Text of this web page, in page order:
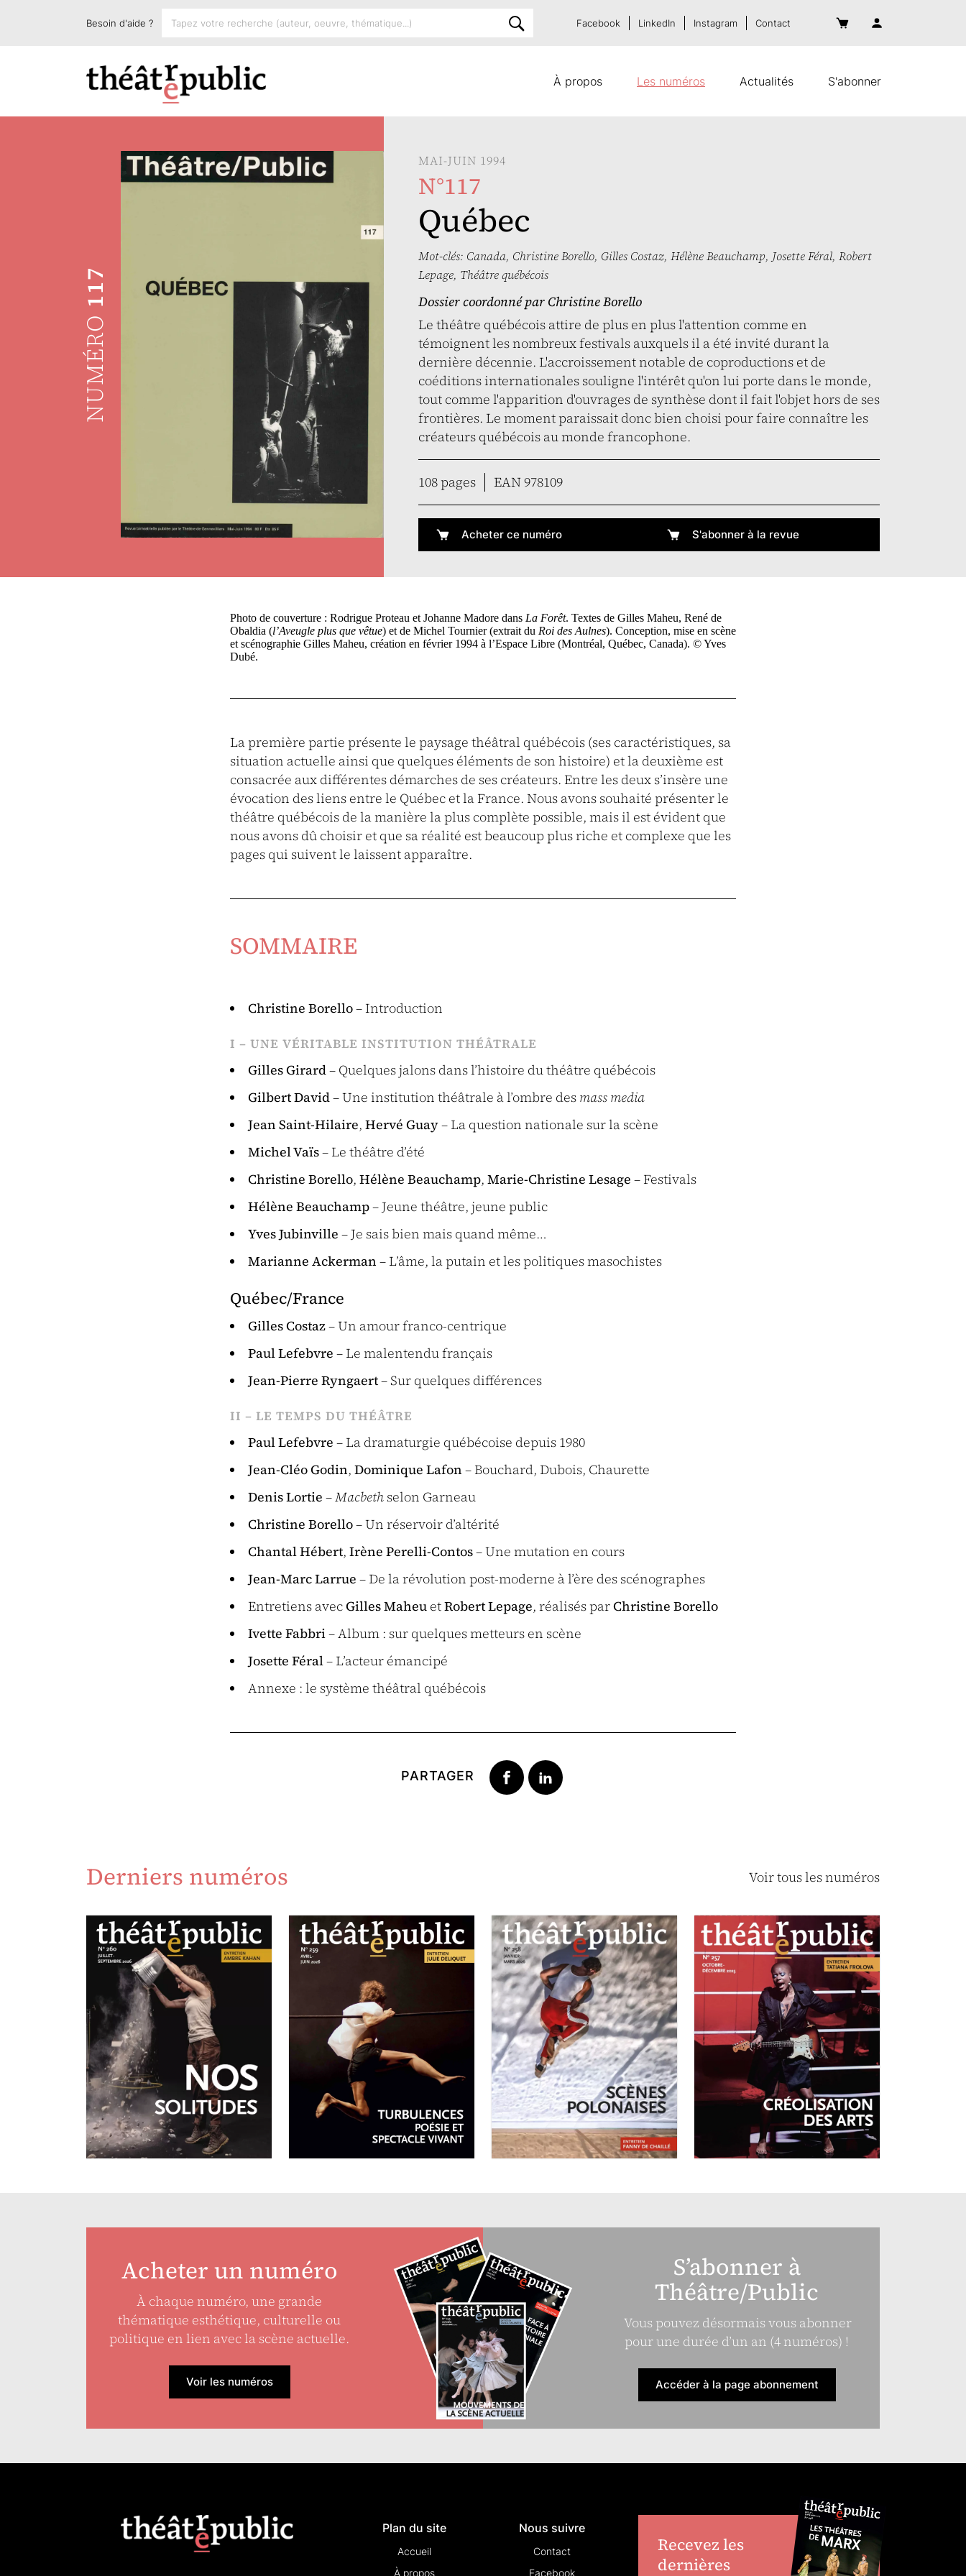
À propos Les numéros Actualités S'abonner
Besoin d'aide ? Facebook LinkedIn Instagram Contact
NUMÉRO
117
MAI-JUIN 1994
N°117
Québec
Mot-clés: Canada, Christine Borello, Gilles Costaz, Hélène Beauchamp, Josette Féral, Robert
Lepage, Théâtre québécois
Dossier coordonné par Christine Borello
Le théâtre québécois attire de plus en plus l'attention comme en
témoignent les nombreux festivals auxquels il a été invité durant la
dernière décennie. L'accroissement notable de coproductions et de
coéditions internationales souligne l'intérêt qu'on lui porte dans le monde,
tout comme l'apparition d'ouvrages de synthèse dont il fait l'objet hors de ses
frontières. Le moment paraissait donc bien choisi pour faire connaître les
créateurs québécois au monde francophone.
108 pages EAN 978109
Acheter ce numéro S'abonner à la revue
Photo de couverture : Rodrigue Proteau et Johanne Madore dans La Forêt. Textes de Gilles Maheu, René de
Obaldia (l’Aveugle plus que vêtue) et de Michel Tournier (extrait du Roi des Aulnes). Conception, mise en scène
et scénographie Gilles Maheu, création en février 1994 à l’Espace Libre (Montréal, Québec, Canada). © Yves
Dubé.
La première partie présente le paysage théâtral québécois (ses caractéristiques, sa
situation actuelle ainsi que quelques éléments de son histoire) et la deuxième est
consacrée aux différentes démarches de ses créateurs. Entre les deux s’insère une
évocation des liens entre le Québec et la France. Nous avons souhaité présenter le
théâtre québécois de la manière la plus complète possible, mais il est évident que
nous avons dû choisir et que sa réalité est beaucoup plus riche et complexe que les
pages qui suivent le laissent apparaître.
SOMMAIRE
Christine Borello– Introduction
I – UNE VÉRITABLE INSTITUTION THÉÂTRALE
Gilles Girard– Quelques jalons dans l’histoire du théâtre québécois
Gilbert David– Une institution théâtrale à l’ombre des mass media
Jean Saint-Hilaire, Hervé Guay– La question nationale sur la scène
Michel Vaïs– Le théâtre d’été
Christine Borello, Hélène Beauchamp, Marie-Christine Lesage – Festivals
Hélène Beauchamp– Jeune théâtre, jeune public
Yves Jubinville – Je sais bien mais quand même…
Marianne Ackerman – L’âme, la putain et les politiques masochistes
Québec/France
Gilles Costaz– Un amour franco-centrique
Paul Lefebvre – Le malentendu français
Jean-Pierre Ryngaert– Sur quelques différences
II – LE TEMPS DU THÉÂTRE
Paul Lefebvre – La dramaturgie québécoise depuis 1980
Jean-Cléo Godin, Dominique Lafon – Bouchard, Dubois, Chaurette
Denis Lortie –Macbeth selon Garneau
Christine Borello– Un réservoir d’altérité
Chantal Hébert, Irène Perelli-Contos– Une mutation en cours
Jean-Marc Larrue – De la révolution post-moderne à l’ère des scénographes
Entretiens avecGilles Maheu etRobert Lepage, réalisés parChristine Borello
Ivette Fabbri– Album : sur quelques metteurs en scène
Josette Féral– L’acteur émancipé
Annexe : le système théâtral québécois
PARTAGER
Derniers numéros Voir tous les numéros
JUILLET-SEPTEMBRE 2026
N°260
Nos solitudes
AVRIL-JUIN 2026
N°259
Turbulences :
poésie et
spectacle vivant
JANVIER-MARS 2026
N°258
Scènes
polonaises
OCTOBRE-DÉCEMBRE 2025
N°257
Créolisation des
Acheter un numéro
À chaque numéro, une grande
thématique esthétique, culturelle ou
politique en lien avec la scène actuelle.
Voir les numéros
S’abonner à
Théâtre/Public
Vous pouvez désormais vous abonner
pour une durée d’un an (4 numéros) !
Accéder à la page abonnement
Plan du site
Accueil
À propos
Nous suivre
Contact
Facebook
Recevez les
dernières